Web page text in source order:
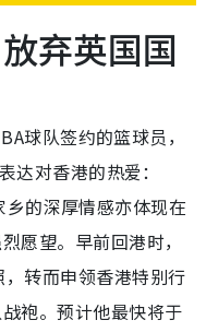
弃英国国
球队签约的篮球员，
对香港的热爱：
的深厚情感亦体现在
愿望。早前回港时，
转而申领香港特别行
袍。预计他最快将于